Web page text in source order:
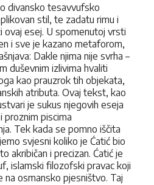
divansko tesavvufsko
stil, te zadatu rimu i
ovaj esej. U spomenutoj vrsti
i sve je kazano metaforom,
Dakle njima nije svrha –
duševnim izlivima hvaliti
kao prauzrok tih objekata,
atributa. Ovaj tekst, kao
je sukus njegovih eseja
proznim piscima
Tek kada se pomno iščita
svjesni koliko je Ćatić bio
akribičan i precizan. Ćatić je
islamski filozofski pravac koji
na osmansko pjesništvo. Taj